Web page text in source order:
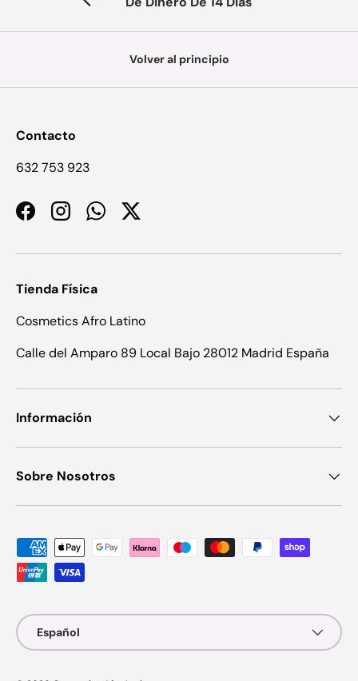
Volver al principio
Contacto
632 753 923
FacebookInstagramWhatsApp
Twitter
Tienda Física
Cosmetics Afro Latino
Calle del Amparo 89 Local Bajo 28012 Madrid España
Información
Sobre Nosotros
Formas de pago aceptadas
Idioma
Español